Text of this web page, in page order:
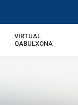
VIRTUAL
QABULXONA